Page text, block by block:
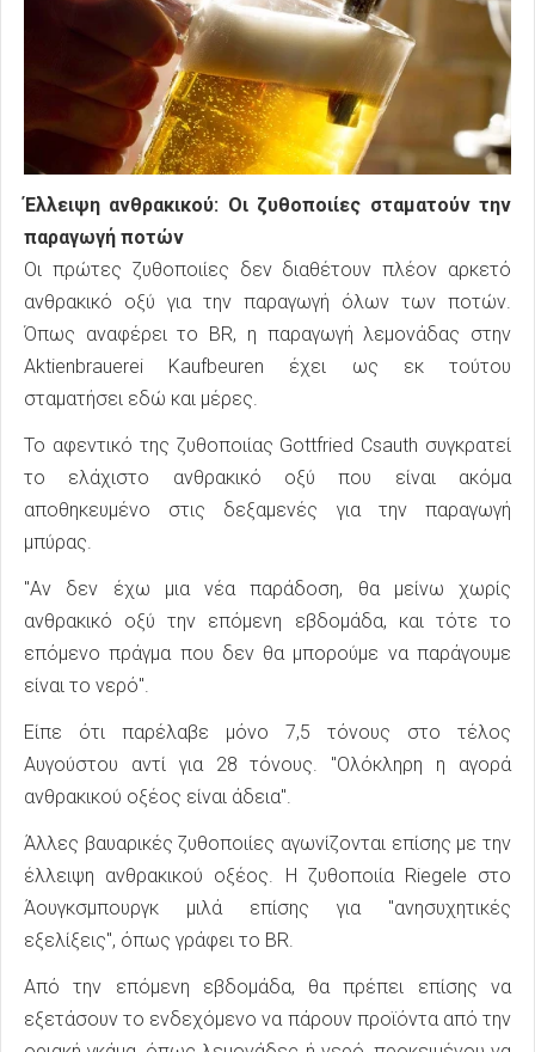
Έλλειψη ανθρακικού: Οι ζυθοποιίες σταματούν την
παραγωγή ποτών
Οι πρώτες ζυθοποιίες δεν διαθέτουν πλέον αρκετό
ανθρακικό οξύ για την παραγωγή όλων των ποτών.
Όπως αναφέρει το BR, η παραγωγή λεμονάδας στην
Aktienbrauerei Kaufbeuren έχει ως εκ τούτου
σταματήσει εδώ και μέρες.
Το αφεντικό της ζυθοποιίας Gottfried Csauth συγκρατεί
το ελάχιστο ανθρακικό οξύ που είναι ακόμα
αποθηκευμένο στις δεξαμενές για την παραγωγή
μπύρας.
"Αν δεν έχω μια νέα παράδοση, θα μείνω χωρίς
ανθρακικό οξύ την επόμενη εβδομάδα, και τότε το
επόμενο πράγμα που δεν θα μπορούμε να παράγουμε
είναι το νερό".
Είπε ότι παρέλαβε μόνο 7,5 τόνους στο τέλος
Αυγούστου αντί για 28 τόνους. "Ολόκληρη η αγορά
ανθρακικού οξέος είναι άδεια".
Άλλες βαυαρικές ζυθοποιίες αγωνίζονται επίσης με την
έλλειψη ανθρακικού οξέος. Η ζυθοποιία Riegele στο
Άουγκσμπουργκ μιλά επίσης για "ανησυχητικές
εξελίξεις", όπως γράφει το BR.
Από την επόμενη εβδομάδα, θα πρέπει επίσης να
εξετάσουν το ενδεχόμενο να πάρουν προϊόντα από την